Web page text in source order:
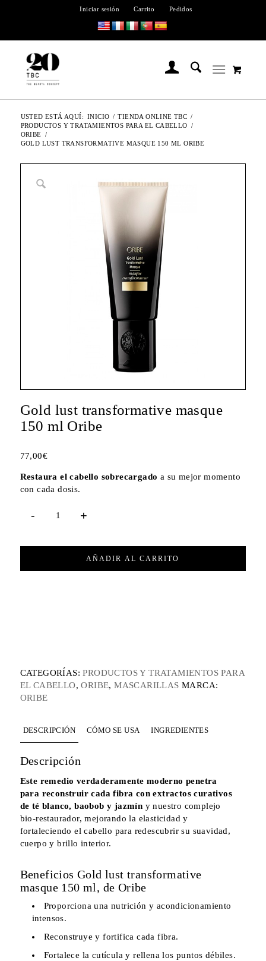
Iniciar sesión Carrito Pedidos
USTED ESTÁ AQUÍ: INICIO / TIENDA ONLINE TBC /
PRODUCTOS Y TRATAMIENTOS PARA EL CABELLO /
ORIBE /
GOLD LUST TRANSFORMATIVE MASQUE 150 ML ORIBE
Gold lust transformative masque
150 ml Oribe
77,00€
Restaura el cabello sobrecargado a su mejor momento
con cada dosis.
AÑADIR AL CARRITO
CATEGORÍAS:PRODUCTOS Y TRATAMIENTOS PARA
EL CABELLO,ORIBE,MASCARILLAS MARCA:
ORIBE
DESCRIPCIÓN CÓMO SE USA INGREDIENTES
Descripción
Este remedio verdaderamente moderno penetra
para reconstruir cada fibra con extractos curativos
de té blanco, baobob y jazmín y nuestro complejo
bio-restaurador, mejorando la elasticidad y
fortaleciendo el cabello para redescubrir su suavidad,
cuerpo y brillo interior.
Beneficios Gold lust transformative
masque 150 ml, de Oribe
Proporciona una nutrición y acondicionamiento
intensos.
Reconstruye y fortifica cada fibra.
Fortalece la cutícula y rellena los puntos débiles.